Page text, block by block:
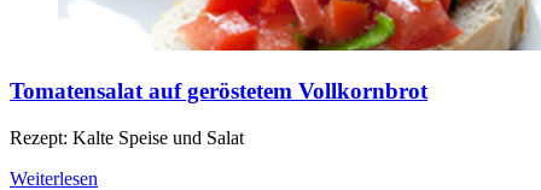
Tomatensalat auf geröstetem Vollkornbrot
Rezept: Kalte Speise und Salat
Weiterlesen